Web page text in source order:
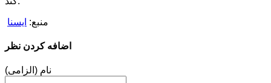
منبع: ایسنا
اضافه کردن نظر
نام (الزامی)